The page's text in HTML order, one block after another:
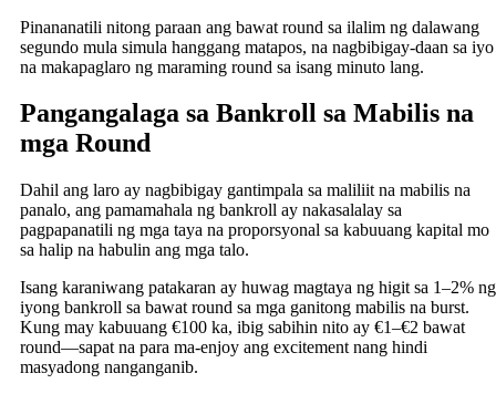
Pinananatili nitong paraan ang bawat round sa ilalim ng dalawang
segundo mula simula hanggang matapos, na nagbibigay-daan sa iyo
na makapaglaro ng maraming round sa isang minuto lang.
Pangangalaga sa Bankroll sa Mabilis na
mga Round
Dahil ang laro ay nagbibigay gantimpala sa maliliit na mabilis na
panalo, ang pamamahala ng bankroll ay nakasalalay sa
pagpapanatili ng mga taya na proporsyonal sa kabuuang kapital mo
sa halip na habulin ang mga talo.
Isang karaniwang patakaran ay huwag magtaya ng higit sa 1–2% ng
iyong bankroll sa bawat round sa mga ganitong mabilis na burst.
Kung may kabuuang €100 ka, ibig sabihin nito ay €1–€2 bawat
round—sapat na para ma-enjoy ang excitement nang hindi
masyadong nanganganib.